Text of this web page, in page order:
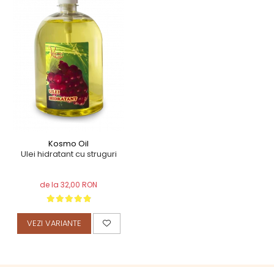
TERAPEUTIC
THAILANDEZ (LOMI-LOMI)
Kosmo Oil
Ulei hidratant cu struguri
de la 32,00 RON
VEZI VARIANTE